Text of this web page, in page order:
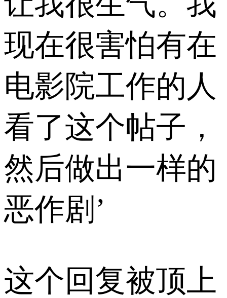
现在很害怕有在
电影院工作的人
看了这个帖子，
然后做出一样的
恶作剧’
这个回复被顶上